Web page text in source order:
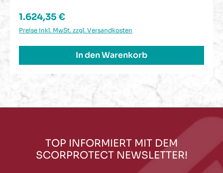
Regulärer Preis:
1.624,35 €
Preise inkl. MwSt. zzgl. Versandkosten
In den Warenkorb
TOP INFORMIERT MIT DEM
SCORPROTECT NEWSLETTER!